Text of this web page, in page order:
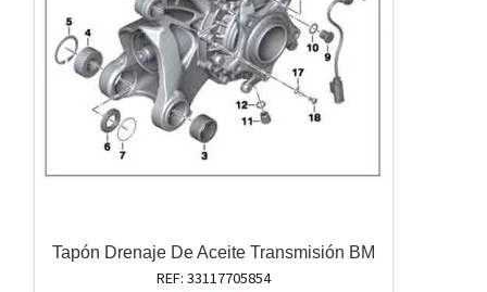
Tapón Drenaje De Aceite Transmisión BM
REF: 33117705854